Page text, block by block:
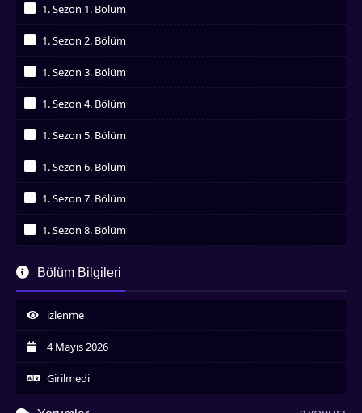
1. Sezon 1. Bölüm
1. Sezon 2. Bölüm
1. Sezon 3. Bölüm
1. Sezon 4. Bölüm
1. Sezon 5. Bölüm
1. Sezon 6. Bölüm
1. Sezon 7. Bölüm
1. Sezon 8. Bölüm
İzledim
İzledim
1. Sezon 10. Bölüm
İzledim
İzledim
1. Sezon 12. Bölüm
İzledim
Bölüm Bilgileri
izlenme
4 Mayıs 2026
Girilmedi